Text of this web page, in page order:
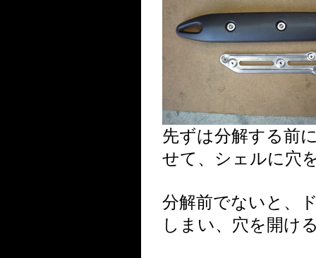
先ずは分解する前
せて、シェルに穴
分解前でないと、
しまい、穴を開け